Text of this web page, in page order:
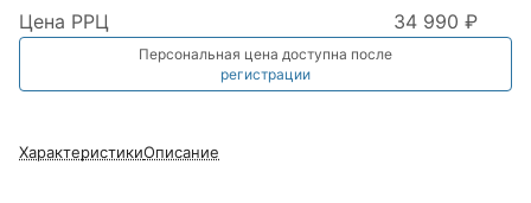
Цена РРЦ 34 990 ₽
Персональная цена доступна после
регистрации
ХарактеристикиОписание